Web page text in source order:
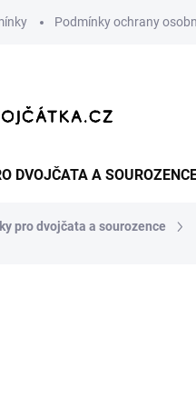
Podmínky ochrany
DVOJČATA A
pro dvojčata a sourozence